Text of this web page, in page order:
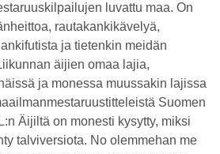
luvattu maa. On
rautakankikävelyä,
ja tietenkin meidän
äijien omaa lajia,
ja monessa muussakin lajissa
Suomen
Äijiltä on monesti kysytty, miksi
talviversiota. No olemmehan me